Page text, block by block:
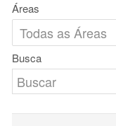
Áreas
Busca